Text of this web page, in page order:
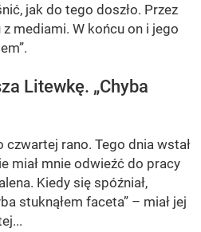
jak do tego doszło. Przez
mediami. W końcu on i jego
Litewkę. „Chyba
rano. Tego dnia wstał
miał mnie odwieźć do pracy
Kiedy się spóźniał,
stuknąłem faceta” – miał jej